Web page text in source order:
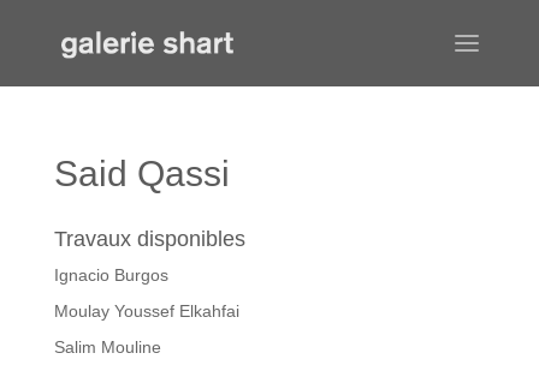
Said Qassi
Travaux disponibles
Ignacio Burgos
Moulay Youssef Elkahfai
Salim Mouline